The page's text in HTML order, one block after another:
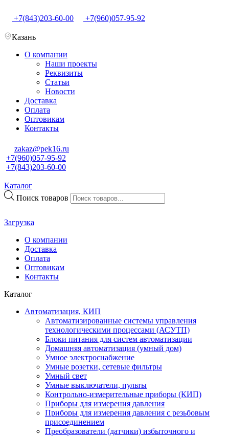
+7(843)203-60-00 +7(960)057-95-92
Казань
О компании
Наши проекты
Реквизиты
Статьи
Новости
Доставка
Оплата
Оптовикам
Контакты
zakaz@pek16.ru
+7(960)057-95-92
+7(843)203-60-00
Каталог
Поиск товаров
Загрузка
О компании
Доставка
Оплата
Оптовикам
Контакты
Каталог
Автоматизация, КИП
Автоматизированные системы управления
технологическими процессами (АСУТП)
Блоки питания для систем автоматизации
Домашняя автоматизация (умный дом)
Умное электроснабжение
Умные розетки, сетевые фильтры
Умный свет
Умные выключатели, пульты
Контрольно-измерительные приборы (КИП)
Приборы для измерения давления
Приборы для измерения давления с резьбовым
присоединением
Преобразователи (датчики) избыточного и